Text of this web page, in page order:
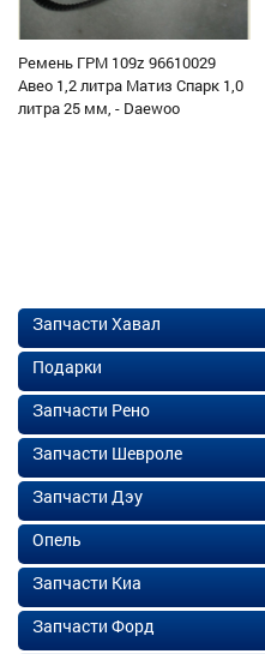
Ремень ГРМ 109z 96610029
Авео 1,2 литра Матиз Спарк 1,0
литра 25 мм, - Daewoo
Запчасти Хавал
Подарки
Запчасти Рено
Запчасти Шевроле
Запчасти Дэу
Опель
Запчасти Киа
Запчасти Форд